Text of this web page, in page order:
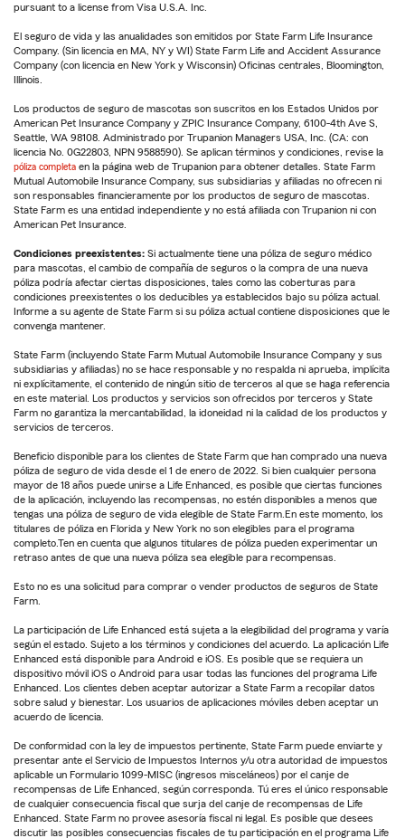
pursuant to a license from Visa U.S.A. Inc.
El seguro de vida y las anualidades son emitidos por State Farm Life Insurance
Company. (Sin licencia en MA, NY y WI) State Farm Life and Accident Assurance
Company (con licencia en New York y Wisconsin) Oficinas centrales, Bloomington,
Illinois.
Los productos de seguro de mascotas son suscritos en los Estados Unidos por
American Pet Insurance Company y ZPIC Insurance Company, 6100-4th Ave S,
Seattle, WA 98108. Administrado por Trupanion Managers USA, Inc. (CA: con
licencia No. 0G22803, NPN 9588590). Se aplican términos y condiciones, revise la
póliza completa en la página web de Trupanion para obtener detalles. State Farm
Mutual Automobile Insurance Company, sus subsidiarias y afiliadas no ofrecen ni
son responsables financieramente por los productos de seguro de mascotas.
State Farm es una entidad independiente y no está afiliada con Trupanion ni con
American Pet Insurance.
Condiciones preexistentes: Si actualmente tiene una póliza de seguro médico
para mascotas, el cambio de compañía de seguros o la compra de una nueva
póliza podría afectar ciertas disposiciones, tales como las coberturas para
condiciones preexistentes o los deducibles ya establecidos bajo su póliza actual.
Informe a su agente de State Farm si su póliza actual contiene disposiciones que le
convenga mantener.
State Farm (incluyendo State Farm Mutual Automobile Insurance Company y sus
subsidiarias y afiliadas) no se hace responsable y no respalda ni aprueba, implícita
ni explícitamente, el contenido de ningún sitio de terceros al que se haga referencia
en este material. Los productos y servicios son ofrecidos por terceros y State
Farm no garantiza la mercantabilidad, la idoneidad ni la calidad de los productos y
servicios de terceros.
Beneficio disponible para los clientes de State Farm que han comprado una nueva
póliza de seguro de vida desde el 1 de enero de 2022. Si bien cualquier persona
mayor de 18 años puede unirse a Life Enhanced, es posible que ciertas funciones
de la aplicación, incluyendo las recompensas, no estén disponibles a menos que
tengas una póliza de seguro de vida elegible de State Farm.En este momento, los
titulares de póliza en Florida y New York no son elegibles para el programa
completo.Ten en cuenta que algunos titulares de póliza pueden experimentar un
retraso antes de que una nueva póliza sea elegible para recompensas.
Esto no es una solicitud para comprar o vender productos de seguros de State
Farm.
La participación de Life Enhanced está sujeta a la elegibilidad del programa y varía
según el estado. Sujeto a los términos y condiciones del acuerdo. La aplicación Life
Enhanced está disponible para Android e iOS. Es posible que se requiera un
dispositivo móvil iOS o Android para usar todas las funciones del programa Life
Enhanced. Los clientes deben aceptar autorizar a State Farm a recopilar datos
sobre salud y bienestar. Los usuarios de aplicaciones móviles deben aceptar un
acuerdo de licencia.
De conformidad con la ley de impuestos pertinente, State Farm puede enviarte y
presentar ante el Servicio de Impuestos Internos y/u otra autoridad de impuestos
aplicable un Formulario 1099-MISC (ingresos misceláneos) por el canje de
recompensas de Life Enhanced, según corresponda. Tú eres el único responsable
de cualquier consecuencia fiscal que surja del canje de recompensas de Life
Enhanced. State Farm no provee asesoría fiscal ni legal. Es posible que desees
discutir las posibles consecuencias fiscales de tu participación en el programa Life